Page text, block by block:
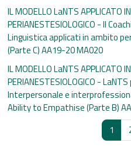
IL MODELLO LaNTS APPLICATO
PERIANESTESIOLOGICO - Il
Linguistica applicati in ambito
(Parte C) AA19-20 MA020
IL MODELLO LaNTS APPLICATO
PERIANESTESIOLOGICO -
Interpersonale e
Ability to Empathise (Parte B)
1